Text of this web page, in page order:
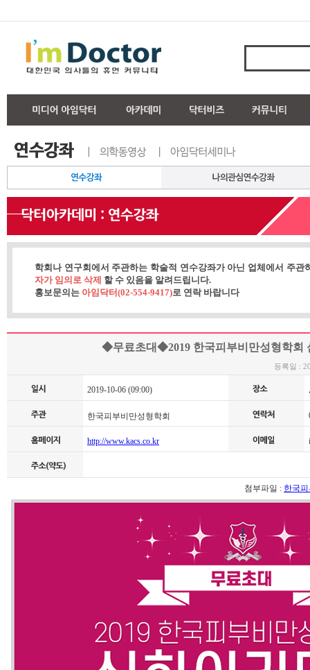
학회나 연구회에서 주관하는 학술적 연수강좌가 아닌 업체에서 주
자가 임의로 삭제 할 수 있음을 알려드립니다.
홍보문의는 아임닥터(02-554-9417)로 연락 바랍니다
◆무료초대◆2019 한국피부비만성형학회
등록일 :
2019-10-06 (09:00)
한국피부비만성형학회
http://www.kacs.co.kr
첨부파일 : 한국피